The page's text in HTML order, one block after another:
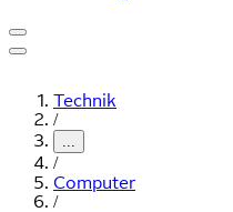
Technik
/
...
/
Computer
/